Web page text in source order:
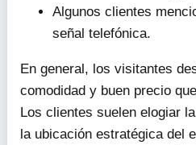
Algunos clientes
señal telefónica.
En general, los visitantes
comodidad y buen precio
Los clientes suelen elogiar
la ubicación estratégica del